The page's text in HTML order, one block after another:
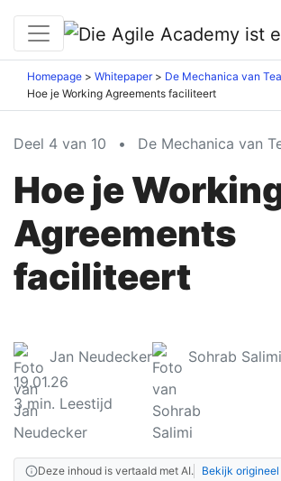
Homepage Whitepaper
De Mechanica van
Hoe je Working Agreements faciliteert
Deel 4 van 10 • De Mechanica van
Hoe je
Agreements
faciliteert
Jan Neudecker
Sohrab Salimi
19.01.26
3min. Leestijd
Deze inhoud is vertaald met AI. Bekijk origineel